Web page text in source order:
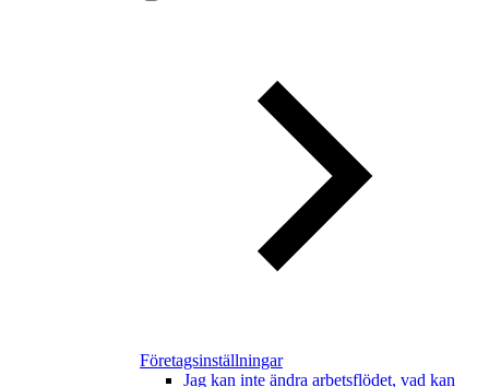
Företagsinställningar
Jag kan inte ändra arbetsflödet, vad kan